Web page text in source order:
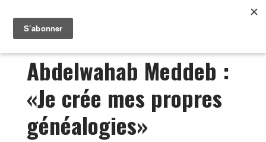
Abdelwahab Meddeb :
«Je crée mes propres
généalogies»